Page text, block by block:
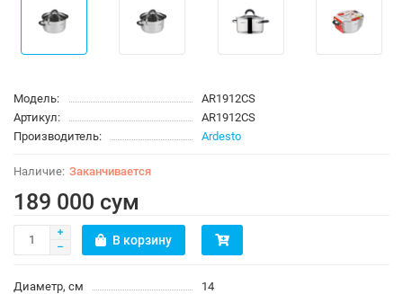
Модель:
AR1912CS
Артикул:
AR1912CS
Производитель:
Ardesto
Заканчивается
189 000 сум
В корзину
Диаметр, см
14